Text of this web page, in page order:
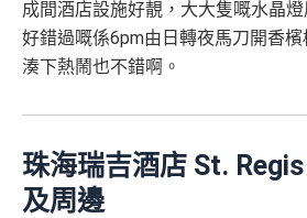
成間酒店設施好靚，大大隻嘅水晶
好錯過嘅係6pm由日轉夜馬刀開香
湊下熱鬧也不錯啊。
珠海瑞吉酒店 St.
及周邊